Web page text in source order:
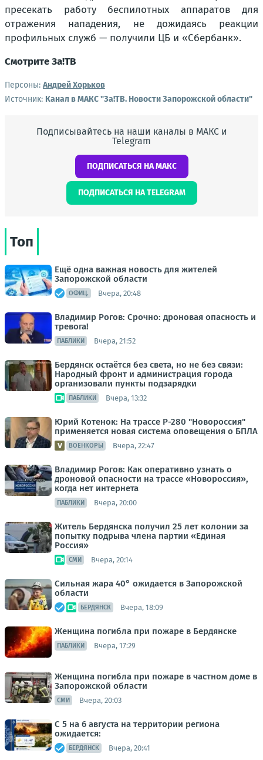
пресекать работу беспилотных аппаратов для
отражения нападения, не дожидаясь реакции
профильных служб — получили ЦБ и «Сбербанк».
Смотрите За!ТВ
Персоны: Андрей Хорьков
Источник: Канал в МАКС "Зa!ТВ. Новости Запорожской области"
Подписывайтесь на наши каналы в МАКС и
Telegram
ПОДПИСАТЬСЯ НА МАКС
ПОДПИСАТЬСЯ НА TELEGRAM
Топ
Ещё одна важная новость для жителей
Запорожской области
ОФИЦ. Вчера, 20:48
Владимир Рогов: Срочно: дроновая опасность и
тревога!
ПАБЛИКИ Вчера, 21:52
Бердянск остаётся без света, но не без связи:
Народный фронт и администрация города
организовали пункты подзарядки
ПАБЛИКИ Вчера, 13:32
Юрий Котенок: На трассе Р-280 "Новороссия"
применяется новая система оповещения о БПЛА
ВОЕНКОРЫ Вчера, 22:47
Владимир Рогов: Как оперативно узнать о
дроновой опасности на трассе «Новороссия»,
когда нет интернета
ПАБЛИКИ Вчера, 20:00
Житель Бердянска получил 25 лет колонии за
попытку подрыва члена партии «Единая
Россия»
СМИ Вчера, 20:14
Сильная жара 40° ожидается в Запорожской
области
БЕРДЯНСК Вчера, 18:09
Женщина погибла при пожаре в Бердянске
ПАБЛИКИ Вчера, 17:29
Женщина погибла при пожаре в частном доме в
Запорожской области
СМИ Вчера, 20:03
С 5 на 6 августа на территории региона
ожидается:
БЕРДЯНСК Вчера, 20:41